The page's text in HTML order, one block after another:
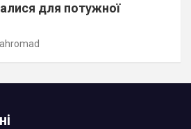
для потужної